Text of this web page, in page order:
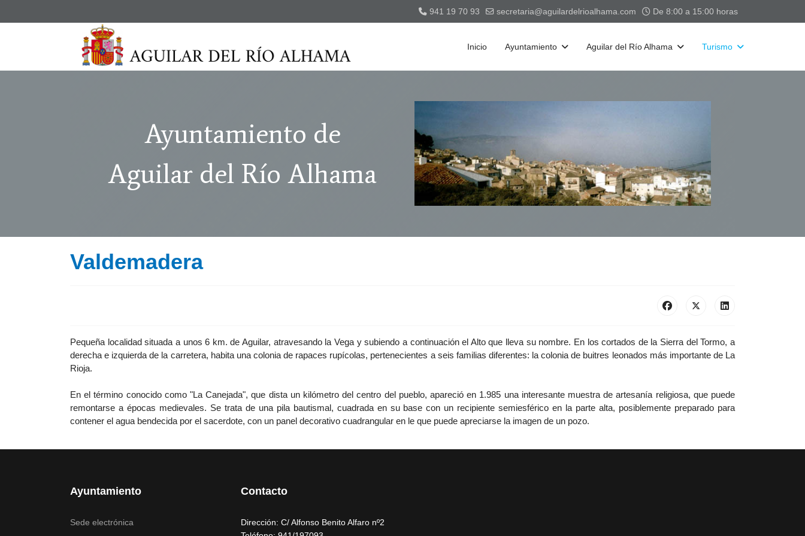
941 19 70 93 secretaria@aguilardelrioalhama.com De 8:00 a 15:00 horas
Inicio Ayuntamiento Aguilar del Río Alhama Turismo
Ayuntamiento de
Aguilar del Río Alhama
Valdemadera
Pequeña localidad situada a unos 6 km. de Aguilar, atravesando la Vega y subiendo a continuación el Alto que lleva su nombre. En los cortados de la Sierra del Tormo, a
derecha e izquierda de la carretera, habita una colonia de rapaces rupícolas, pertenecientes a seis familias diferentes: la colonia de buitres leonados más importante de La
Rioja.
En el término conocido como "La Canejada", que dista un kilómetro del centro del pueblo, apareció en 1.985 una interesante muestra de artesanía religiosa, que puede
remontarse a épocas medievales. Se trata de una pila bautismal, cuadrada en su base con un recipiente semiesférico en la parte alta, posiblemente preparado para
contener el agua bendecida por el sacerdote, con un panel decorativo cuadrangular en le que puede apreciarse la imagen de un pozo.
Ayuntamiento
Sede electrónica
Contacto
Dirección: C/ Alfonso Benito Alfaro nº2